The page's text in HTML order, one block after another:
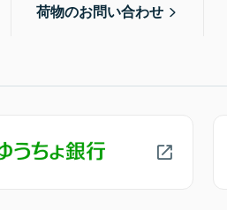
荷物のお問い合わせ